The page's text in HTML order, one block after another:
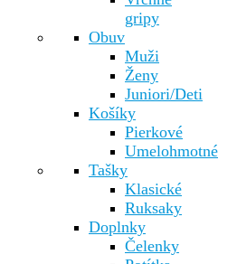
gripy
Obuv
Muži
Ženy
Juniori/Deti
Košíky
Pierkové
Umelohmotné
Tašky
Klasické
Ruksaky
Doplnky
Čelenky